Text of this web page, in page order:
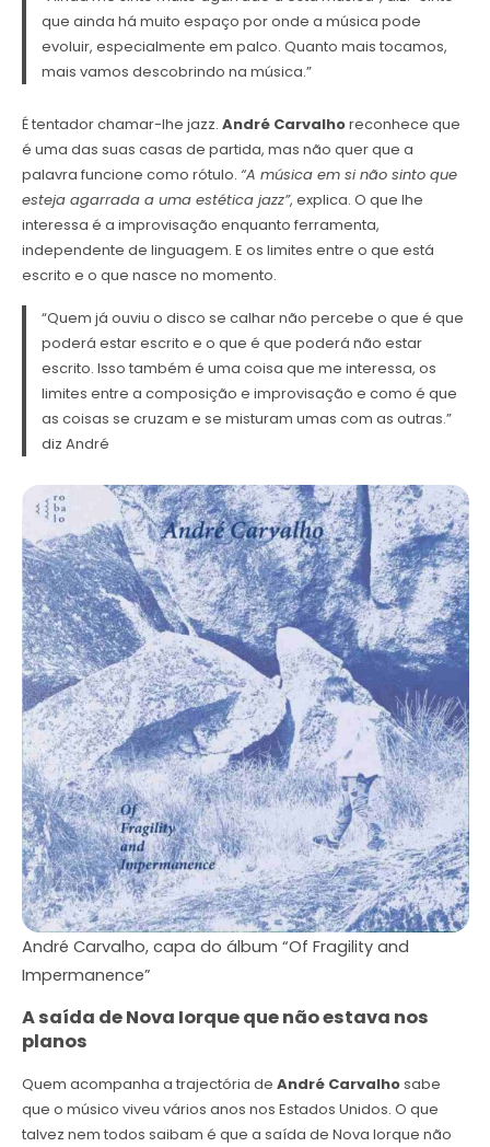
que ainda há muito espaço por onde a música pode
evoluir, especialmente em palco. Quanto mais tocamos,
mais vamos descobrindo na música.”
É tentador chamar-lhe jazz. André Carvalhoreconhece que
é uma das suas casas de partida, mas não quer que a
palavra funcione como rótulo. “A música em si não sinto que
esteja agarrada a uma estética jazz”, explica. O que lhe
interessa é a improvisação enquanto ferramenta,
independente de linguagem. E os limites entre o que está
escrito e o que nasce no momento.
“Quem já ouviu o disco se calhar não percebe o que é que
poderá estar escrito e o que é que poderá não estar
escrito. Isso também é uma coisa que me interessa, os
limites entre a composição e improvisação e como é que
as coisas se cruzam e se misturam umas com as outras.”
diz André
André Carvalho, capa do álbum “Of Fragility and
Impermanence”
A saída de Nova Iorque que não estava nos
planos
Quem acompanha a trajectória de André Carvalhosabe
que o músico viveu vários anos nos Estados Unidos. O que
talvez nem todos saibam é que a saída de Nova Iorque não